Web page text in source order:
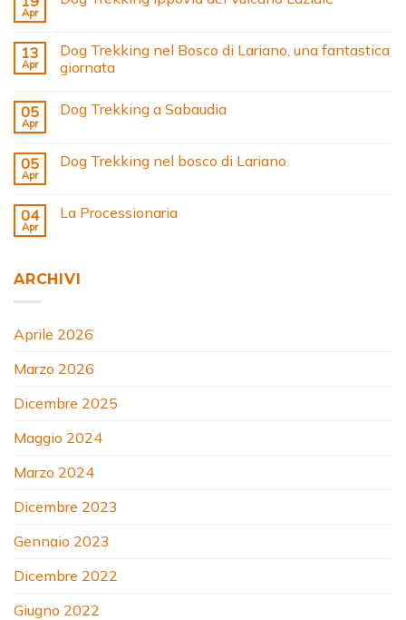
Apr
13
Apr
Dog Trekking nel Bosco di Lariano, una fantastica
giornata
05
Apr
Dog Trekking a Sabaudia
05
Apr
Dog Trekking nel bosco di Lariano
04
Apr
La Processionaria
ARCHIVI
Aprile 2026
Marzo 2026
Dicembre 2025
Maggio 2024
Marzo 2024
Dicembre 2023
Gennaio 2023
Dicembre 2022
Giugno 2022